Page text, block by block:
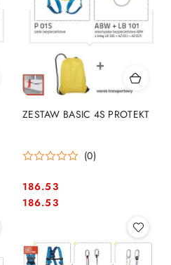
ZESTAW BASIC 4S PROTEKT
(0)
Cena:
186.53
Cena:
186.53